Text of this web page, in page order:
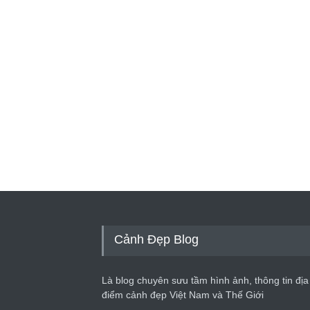
Cảnh Đẹp Blog
Là blog chuyên sưu tầm hình ảnh, thông tin địa
điểm cảnh đẹp Việt Nam và Thế Giới